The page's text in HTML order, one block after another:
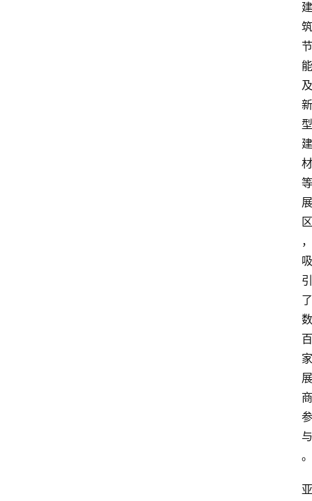
建
筑
节
能
及
新
型
建
材
等
展
区
，
吸
引
了
数
百
家
展
商
参
与
。
亚